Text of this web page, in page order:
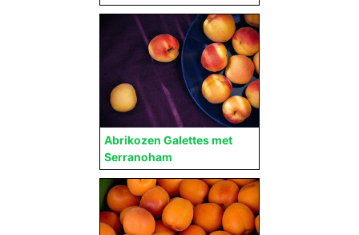
Abrikozen Galettes met
Serranoham